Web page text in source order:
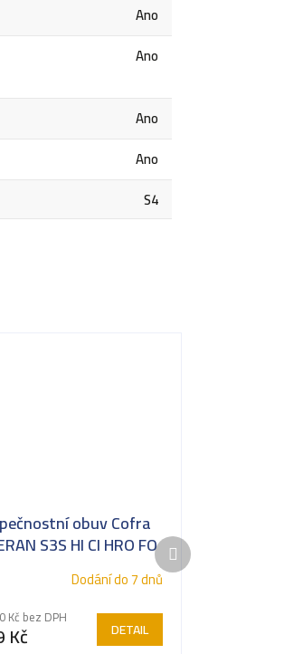
Ano
Ano
Ano
Ano
S4
obuv Cofra
S3S HI CI HRO FO
Dodání do 7 dnů
Kč bez DPH
Kč DETAIL
Další
produkt